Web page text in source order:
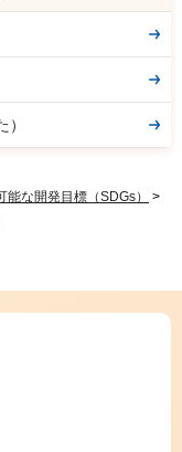
能な開発目標（SDGs）
>